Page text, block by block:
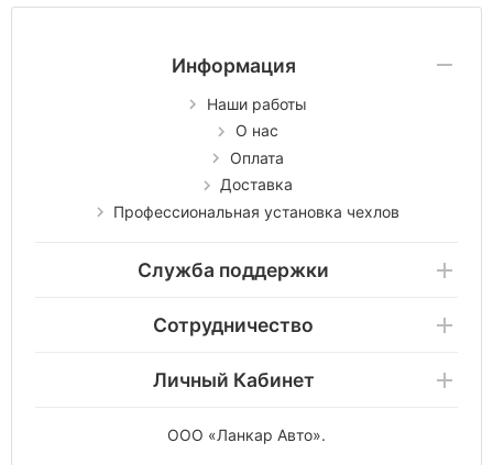
Информация
Наши работы
О нас
Оплата
Доставка
Профессиональная установка чехлов
Служба поддержки
Сотрудничество
Личный Кабинет
ООО «Ланкар Авто».